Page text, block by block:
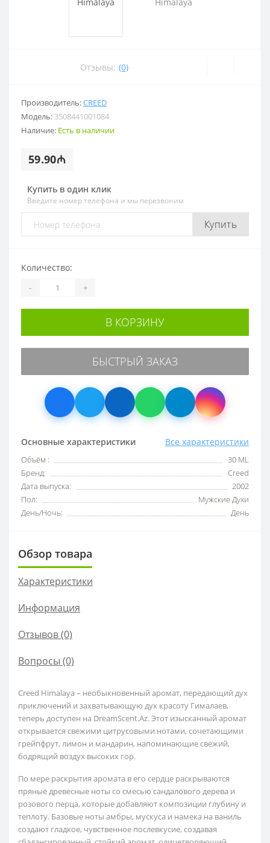
Отзывы: (0)
Производитель:CREED
Модель: 3508441001084
Наличие: Есть в наличии
59.90₼
Купить в один клик
Введите номер телефона и мы перезвоним
Купить
Основные характеристики Все характеристики
Объём :
30 ML
Бренд:
Creed
Дата выпуска:
2002
Пол:
Мужские Духи
День/Ночь:
День
Количество:
- +
В КОРЗИНУ
БЫСТРЫЙ ЗАКАЗ
Обзор товара
Характеристики
Информация
Отзывов (0)
Вопросы (0)
Creed Himalaya – необыкновенный аромат, передающий дух
приключений и захватывающую дух красоту Гималаев,
теперь доступен на DreamScent.Az. Этот изысканный аромат
открывается свежими цитрусовыми нотами, сочетающими
грейпфрут, лимон и мандарин, напоминающие свежий,
бодрящий воздух высоких гор.
По мере раскрытия аромата в его сердце раскрываются
пряные древесные ноты со смесью сандалового дерева и
розового перца, которые добавляют композиции глубину и
теплоту. Базовые ноты амбры, мускуса и намека на ваниль
создают гладкое, чувственное послевкусие, создавая